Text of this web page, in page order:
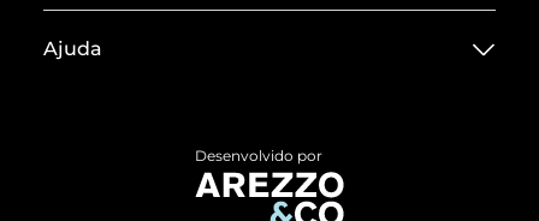
Termos de Uso
ZZ MALL é confiável
Ajuda
Devolução do Produto
Desenvolvido por